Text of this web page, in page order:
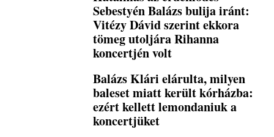
Sebestyén Balázs bulija iránt:
Vitézy Dávid szerint ekkora
tömeg utoljára Rihanna
koncertjén volt
Balázs Klári elárulta, milyen
baleset miatt került kórházba:
ezért kellett lemondaniuk a
koncertjüket